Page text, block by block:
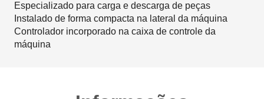
Especializado para carga e descarga de peças
Instalado de forma compacta na lateral da máquina
Controlador incorporado na caixa de controle da
máquina